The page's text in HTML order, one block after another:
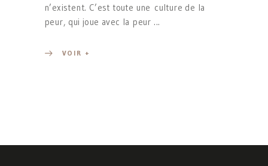
n’existent. C’est toute une culture de la
peur, qui joue avec la peur
VOIR +